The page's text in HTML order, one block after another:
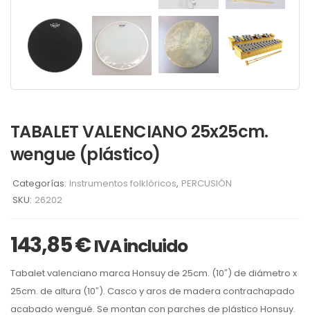
TABALET VALENCIANO 25x25cm.
wengue (plástico)
Categorías: Instrumentos folklóricos, PERCUSIÓN
SKU: 26202
143,85€ IVA incluido
Tabalet valenciano marca Honsuy de 25cm. (10″) de diámetro x
25cm. de altura (10″). Casco y aros de madera contrachapado
acabado wengué. Se montan con parches de plástico Honsuy.